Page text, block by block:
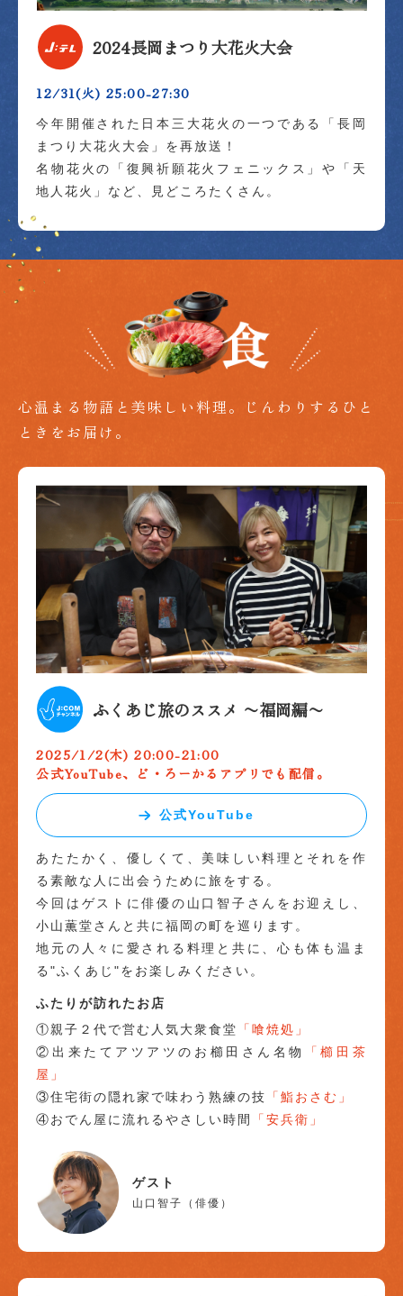
2024長岡まつり大花火大会
12/31(火) 25:00-27:30
今年開催された日本三大花火の一つである「長岡
まつり大花火大会」を再放送！
名物花火の「復興祈願花火フェニックス」や「天
地人花火」など、見どころたくさん。
心温まる物語と美味しい料理。じんわりするひと
ときをお届け。
ふくあじ旅のススメ 〜福岡編〜
2025/1/2(木) 20:00-21:00
公式YouTube、ど・ろーかるアプリでも配信。
公式YouTube
あたたかく、優しくて、美味しい料理とそれを作
る素敵な人に出会うために旅をする。
今回はゲストに俳優の山口智子さんをお迎えし、
小山薫堂さんと共に福岡の町を巡ります。
地元の人々に愛される料理と共に、心も体も温ま
る"ふくあじ"をお楽しみください。
ふたりが訪れたお店
①親子２代で営む人気大衆食堂
「喰焼処」
②出来たてアツアツのお櫛田さん名物
「櫛田茶
屋」
③住宅街の隠れ家で味わう熟練の技
「鮨おさむ」
④おでん屋に流れるやさしい時間
「安兵衛」
ゲスト
山口智子（俳優）